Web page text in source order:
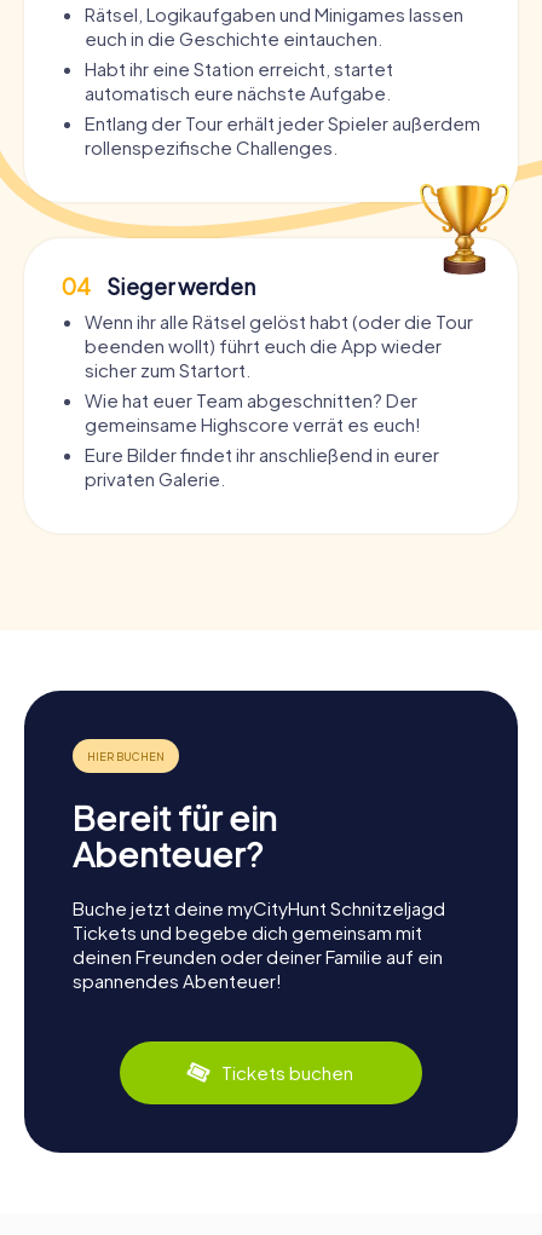
Rätsel, Logikaufgaben und Minigames lassen
euch in die Geschichte eintauchen.
Habt ihr eine Station erreicht, startet
automatisch eure nächste Aufgabe.
Entlang der Tour erhält jeder Spieler außerdem
rollenspezifische Challenges.
04 Sieger werden
Wenn ihr alle Rätsel gelöst habt (oder die Tour
beenden wollt) führt euch die App wieder
sicher zum Startort.
Wie hat euer Team abgeschnitten? Der
gemeinsame Highscore verrät es euch!
Eure Bilder findet ihr anschließend in eurer
privaten Galerie.
Bereit für ein
Abenteuer?
Buche jetzt deine myCityHunt Schnitzeljagd
Tickets und begebe dich gemeinsam mit
deinen Freunden oder deiner Familie auf ein
spannendes Abenteuer!
Tickets buchen